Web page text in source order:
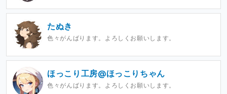
たぬき
色々がんばります。よろしくお願いします。
ほっこり工房@ほっこりちゃん
色々がんばります。よろしくお願いします。